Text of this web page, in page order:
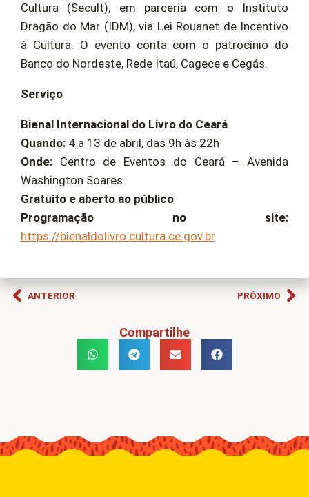
Cultura (Secult), em parceria com o Instituto
Dragão do Mar (IDM), via Lei Rouanet de Incentivo
à Cultura. O evento conta com o patrocínio do
Banco do Nordeste, Rede Itaú, Cagece e Cegás.
Serviço
Bienal Internacional do Livro do Ceará
Quando: 4 a 13 de abril, das 9h às 22h
Onde: Centro de Eventos do Ceará – Avenida
Washington Soares
Gratuito e aberto ao público
Programação no site:
https://bienaldolivro.cultura.ce.gov.br
ANTERIOR PRÓXIMO
Compartilhe